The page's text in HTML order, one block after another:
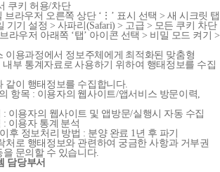
쿠키 허용/차단
브라우저 오른쪽 상단 ‘⋮’ 표시 선택 > 새 시크릿 탭
기기 설정 > 사파리(Safari) > 고급 > 모든 쿠키 차단
라우저 아래쪽 ‘탭’ 아이콘 선택 > 비밀 모드 켜기 >
이용과정에서 정보주체에게 최적화된 맞춤형
부 통계자료로 사용하기 위하여 행태정보를 수집
같이 행태정보를 수집합니다.
항목 : 이용자의 웹사이트/앱서비스 방문이력,
이용자의 웹사이트 및 앱방문/실행시 자동 수집
이용자 통계 분석
후 정보처리 방법 : 분양 완료 1년 후 파기
처로 행태정보와 관련하여 궁금한 사항과 거부권
문의할 수 있습니다.
담당부서